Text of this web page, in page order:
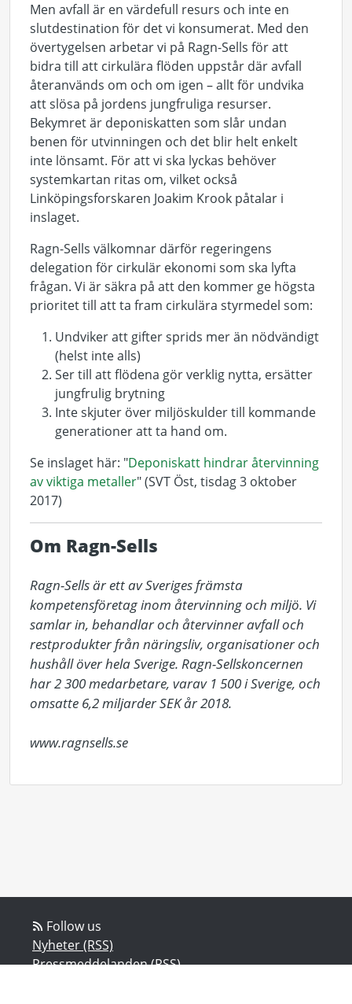
Men avfall är en värdefull resurs och inte en
slutdestination för det vi konsumerat. Med den
övertygelsen arbetar vi på Ragn-Sells för att
bidra till att cirkulära flöden uppstår där avfall
återanvänds om och om igen – allt för undvika
att slösa på jordens jungfruliga resurser.
Bekymret är deponiskatten som slår undan
benen för utvinningen och det blir helt enkelt
inte lönsamt. För att vi ska lyckas behöver
systemkartan ritas om, vilket också
Linköpingsforskaren Joakim Krook påtalar i
inslaget.
Ragn-Sells välkomnar därför regeringens
delegation för cirkulär ekonomi som ska lyfta
frågan. Vi är säkra på att den kommer ge högsta
prioritet till att ta fram cirkulära styrmedel som:
Undviker att gifter sprids mer än nödvändigt
(helst inte alls)
Ser till att flödena gör verklig nytta, ersätter
jungfrulig brytning
Inte skjuter över miljöskulder till kommande
generationer att ta hand om.
Se inslaget här: "Deponiskatt hindrar återvinning
av viktiga metaller" (SVT Öst, tisdag 3 oktober
2017)
Om Ragn-Sells
Ragn-Sells är ett av Sveriges främsta
kompetensföretag inom återvinning och miljö. Vi
samlar in, behandlar och återvinner avfall och
restprodukter från näringsliv, organisationer och
hushåll över hela Sverige. Ragn-Sellskoncernen
har 2 300 medarbetare, varav 1 500 i Sverige, och
omsatte 6,2 miljarder SEK år 2018.
www.ragnsells.se
Follow us
Nyheter (RSS)
Pressmeddelanden (RSS)